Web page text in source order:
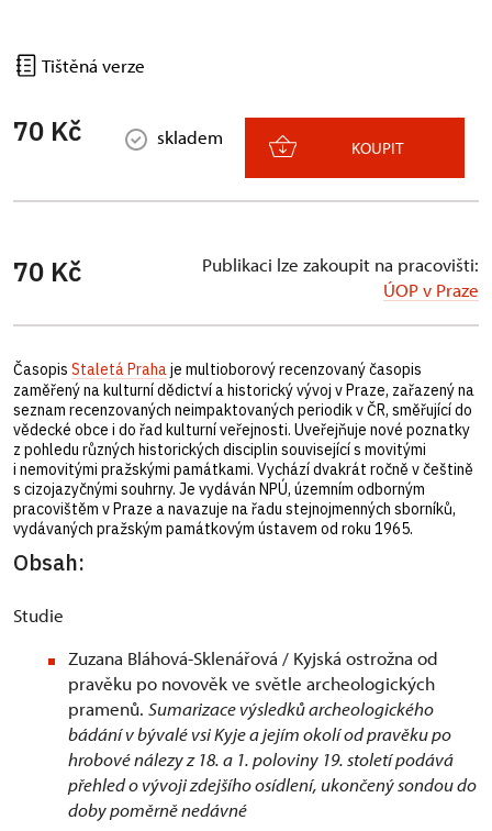
Tištěná verze
70 Kč skladem KOUPIT
70 Kč
Publikaci lze zakoupit na pracovišti:
ÚOP v Praze
Časopis Staletá Prahaje multioborový recenzovaný časopis
zaměřený na kulturní dědictví a historický vývoj v Praze, zařazený na
seznam recenzovaných neimpaktovaných periodik v ČR, směřující do
vědecké obce i do řad kulturní veřejnosti. Uveřejňuje nové poznatky
z pohledu různých historických disciplin související s movitými
i nemovitými pražskými památkami. Vychází dvakrát ročně v češtině
s cizojazyčnými souhrny. Je vydáván NPÚ, územním odborným
pracovištěm v Praze a navazuje na řadu stejnojmenných sborníků,
vydávaných pražským památkovým ústavem od roku 1965.
Obsah:
Studie
Zuzana Bláhová-Sklenářová / Kyjská ostrožna od
pravěku po novověk ve světle archeologických
pramenů. Sumarizace výsledků archeologického
bádání v bývalé vsi Kyje a jejím okolí od pravěku po
hrobové nálezy z 18. a 1. poloviny 19. století podává
přehled o vývoji zdejšího osídlení, ukončený sondou do
doby poměrně nedávné